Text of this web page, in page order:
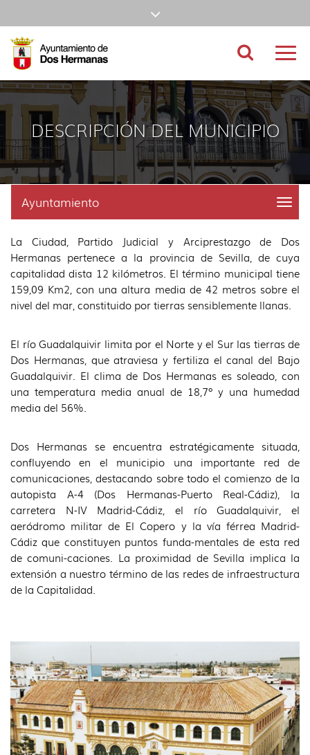
principal
de
la
página
(alt
+
s)
la
cabecera
de
la
página
(alt
c)
al
pie
de
la
página
(alt
p)
Ir
al
menú
principal
(alt
+
u)
Mostrar/ocultar
navegación
superior
con
enlaces,
información
tiempo
selección
de
Buscador
DESCRIPCIÓN DEL MUNICIPIO
|
Ayuntamiento
La Ciudad, Partido Judicial y Arciprestazgo de Dos
Hermanas pertenece a la provincia de Sevilla, de cuya
capitalidad dista 12 kilómetros. El término municipal tiene
159,09 Km2, con una altura media de 42 metros sobre el
nivel del mar, constituido por tierras sensiblemente llanas.
El río Guadalquivir limita por el Norte y el Sur las tierras de
Dos Hermanas, que atraviesa y fertiliza el canal del Bajo
Guadalquivir. El clima de Dos Hermanas es soleado, con
una temperatura media anual de 18,7º y una humedad
media del 56%.
Dos Hermanas se encuentra estratégicamente situada,
confluyendo en el municipio una importante red de
comunicaciones, destacando sobre todo el comienzo de la
autopista A-4 (Dos Hermanas-Puerto Real-Cádiz), la
carretera N-IV Madrid-Cádiz, el río Guadalquivir, el
aeródromo militar de El Copero y la vía férrea Madrid-
Cádiz que constituyen puntos funda-mentales de esta red
de comuni-caciones. La proximidad de Sevilla implica la
extensión a nuestro término de las redes de infraestructura
de la Capitalidad.